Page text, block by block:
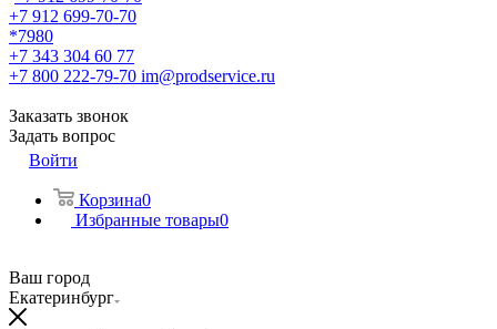
+7 912 699-70-70
*7980
+7 343 304 60 77
+7 800 222-79-70 im@prodservice.ru
Заказать звонок
Задать вопрос
Войти
Корзина0
Избранные товары0
Ваш город
Екатеринбург